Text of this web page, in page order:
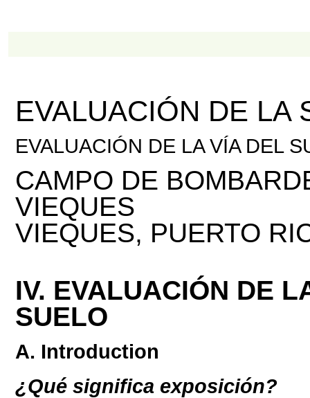
EVALUACIÓN DE LA
EVALUACIÓN DE LA VÍA DEL
CAMPO DE
VIEQUES
VIEQUES, PUERTO
IV. EVALUACIÓN DE
SUELO
A. Introduction
¿Qué significa exposición?